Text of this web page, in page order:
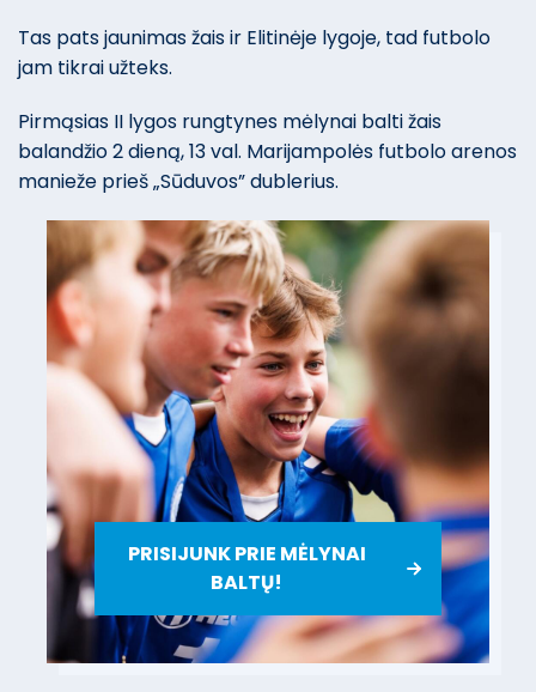
Tas pats jaunimas žais ir Elitinėje lygoje, tad futbolo
jam tikrai užteks.
Pirmąsias II lygos rungtynes mėlynai balti žais
balandžio 2 dieną, 13 val. Marijampolės futbolo arenos
manieže prieš „Sūduvos” dublerius.
PRISIJUNK PRIE MĖLYNAI
BALTŲ!